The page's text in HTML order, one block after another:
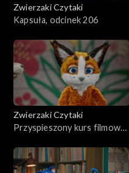
Zwierzaki Czytaki
Kapsuła, odcinek 206
Zwierzaki Czytaki
Przyspieszony kurs filmowy,